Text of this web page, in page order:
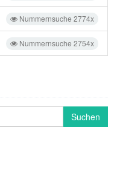
Nummernsuche 2774x
Nummernsuche 2754x
Suchen